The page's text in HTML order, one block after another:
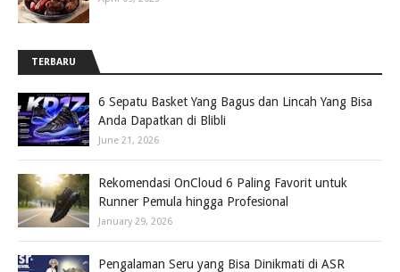
TERBARU
6 Sepatu Basket Yang Bagus dan Lincah Yang Bisa
Anda Dapatkan di Blibli
June 21, 2026
Rekomendasi OnCloud 6 Paling Favorit untuk
Runner Pemula hingga Profesional
January 29, 2026
Pengalaman Seru yang Bisa Dinikmati di ASR